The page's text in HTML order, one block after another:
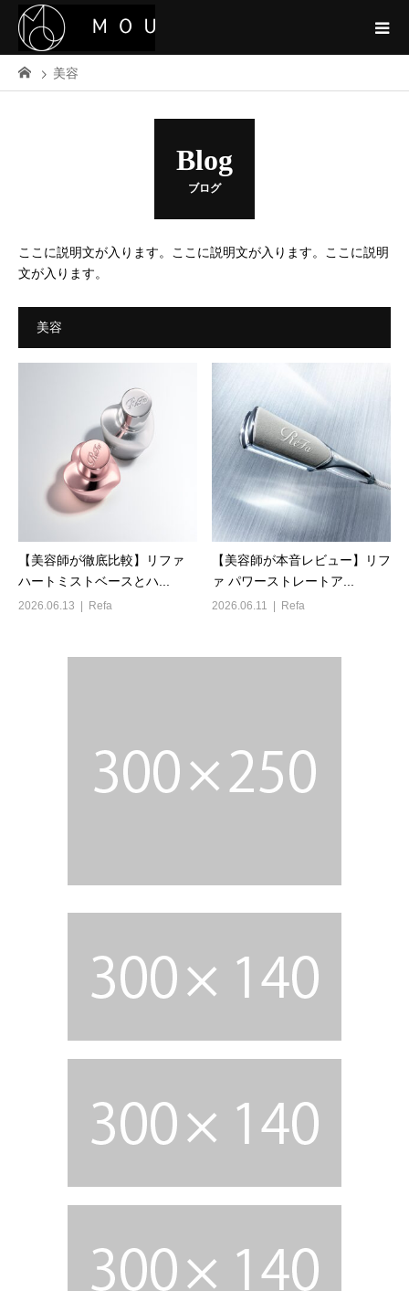
美容
Blog
ブログ
ここに説明文が入ります。ここに説明文が入ります。ここに説明
文が入ります。
美容
【美容師が徹底比較】リファ
ハートミストベースとハ...
2026.06.13 Refa
【美容師が本音レビュー】リフ
ァ パワーストレートア...
2026.06.11 Refa